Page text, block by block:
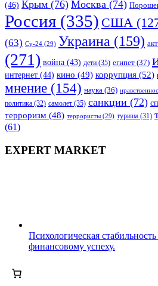
(46) Крым (76) Москва (74)
Россия (335) США
(63) Су-24 (29) Украина (159)
(271) война (43) дети (35) египет (37)
интернет (44) кино (49) коррупция (52)
мнение (154) наука (36)
политика (32) самолет (35) санкции (72)
терроризм (48) террористы (29) туризм (31)
(61)
EXPERT MARKET
Психологическая
финансовому успеху.